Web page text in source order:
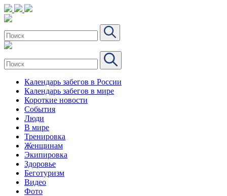
Календарь забегов в России
Календарь забегов в мире
Короткие новости
События
Люди
В мире
Тренировка
Женщинам
Экипировка
Здоровье
Беготуризм
Видео
Фото